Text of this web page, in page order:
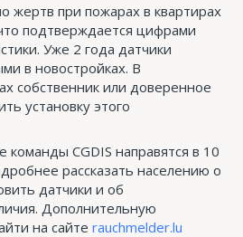
жертв при пожарах в квартирах
подтверждается цифрами
Уже 2 года датчики
в новостройках. В
собственник или доверенное
установку этого
CGDIS направятся в 10
рассказать населению о
датчики и об
Дополнительную
на сайте rauchmelder.lu